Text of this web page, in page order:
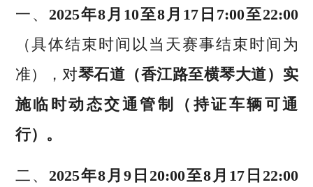
一、 2025年8月10至8月17日7:00至22:00
（具体结束时间以当天赛事结束时间为
准），对琴石道（香江路至横琴大道） 实
施临时动态交通管制（持证车辆可通
行）。
二、 2025年8月9日20:00至8月17日22:00